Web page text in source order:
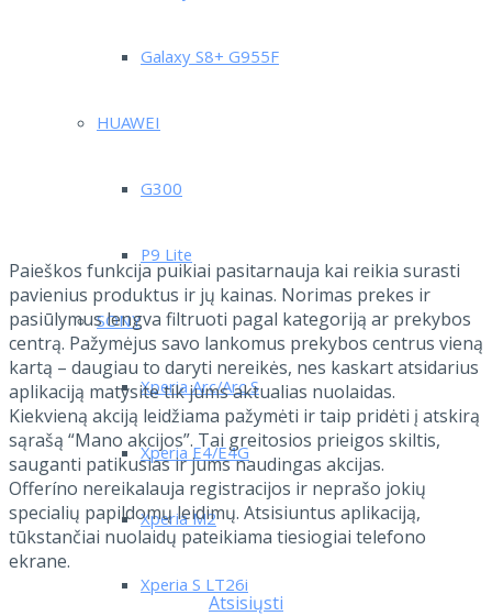
Galaxy S8+ G955F
HUAWEI
G300
P9 Lite
SONY
Xperia Arc/Arc S
Xperia E4/E4G
Xperia M2
Xperia S LT26i
Paieškos funkcija puikiai pasitarnauja kai reikia surasti
pavienius produktus ir jų kainas. Norimas prekes ir
pasiūlymus lengva filtruoti pagal kategoriją ar prekybos
centrą. Pažymėjus savo lankomus prekybos centrus vieną
kartą – daugiau to daryti nereikės, nes kaskart atsidarius
aplikaciją matysite tik jums aktualias nuolaidas.
Kiekvieną akciją leidžiama pažymėti ir taip pridėti į atskirą
sąrašą “Mano akcijos”. Tai greitosios prieigos skiltis,
sauganti patikusias ir jums naudingas akcijas.
Offeríno nereikalauja registracijos ir neprašo jokių
specialių papildomų leidimų. Atsisiuntus aplikaciją,
tūkstančiai nuolaidų pateikiama tiesiogiai telefono
ekrane.
Atsisiųsti